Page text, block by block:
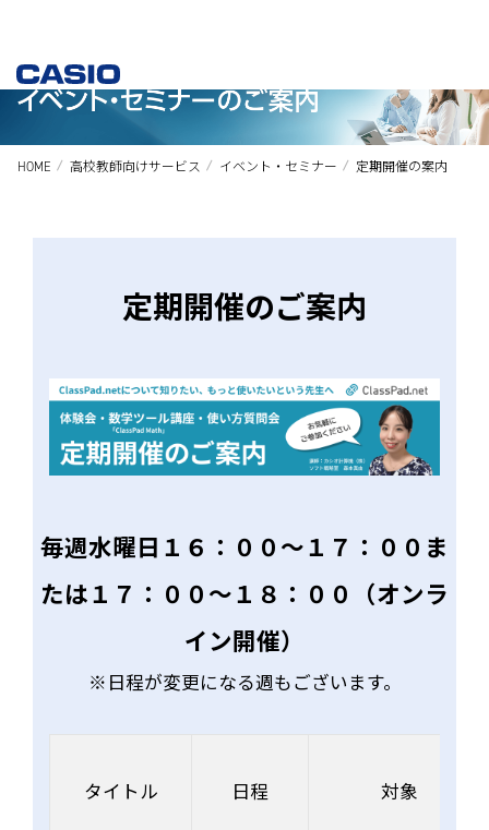
HOME 高校教師向けサービス イベント・セミナー 定期開催の案内
定期開催のご案内
毎週水曜日１６：００～１７：００ま
たは１７：００～１８：００（オンラ
イン開催）
※日程が変更になる週もございます。
タイトル 日程 対象